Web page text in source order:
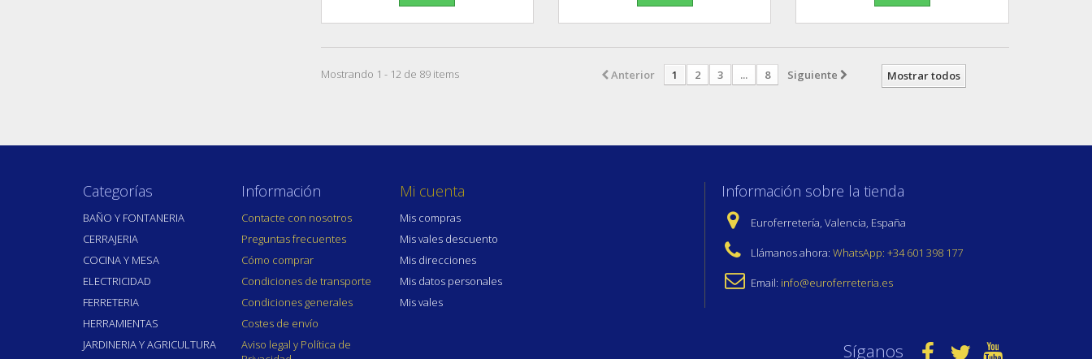
Mostrar todos
Anterior 1 2 3 ... 8 Siguiente
Mostrando 1 - 12 de 89 items
Categorías
BAÑO Y FONTANERIA
CERRAJERIA
COCINA Y MESA
ELECTRICIDAD
FERRETERIA
HERRAMIENTAS
JARDINERIA Y AGRICULTURA
Información
Contacte con nosotros
Preguntas frecuentes
Cómo comprar
Condiciones de transporte
Condiciones generales
Costes de envío
Aviso legal y Política de
Mi cuenta
Mis compras
Mis vales descuento
Mis direcciones
Mis datos personales
Mis vales
Información sobre la tienda
Euroferretería, Valencia, España
Llámanos ahora: WhatsApp: +34 601 398 177
Email: info@euroferreteria.es
Síganos